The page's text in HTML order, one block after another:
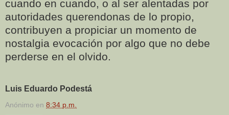
cuando en cuando, o al ser alentadas por
autoridades querendonas de lo propio,
contribuyen a propiciar un momento de
nostalgia evocación por algo que no debe
perderse en el olvido.
Luis Eduardo Podestá
Anónimo en 8:34 p.m.